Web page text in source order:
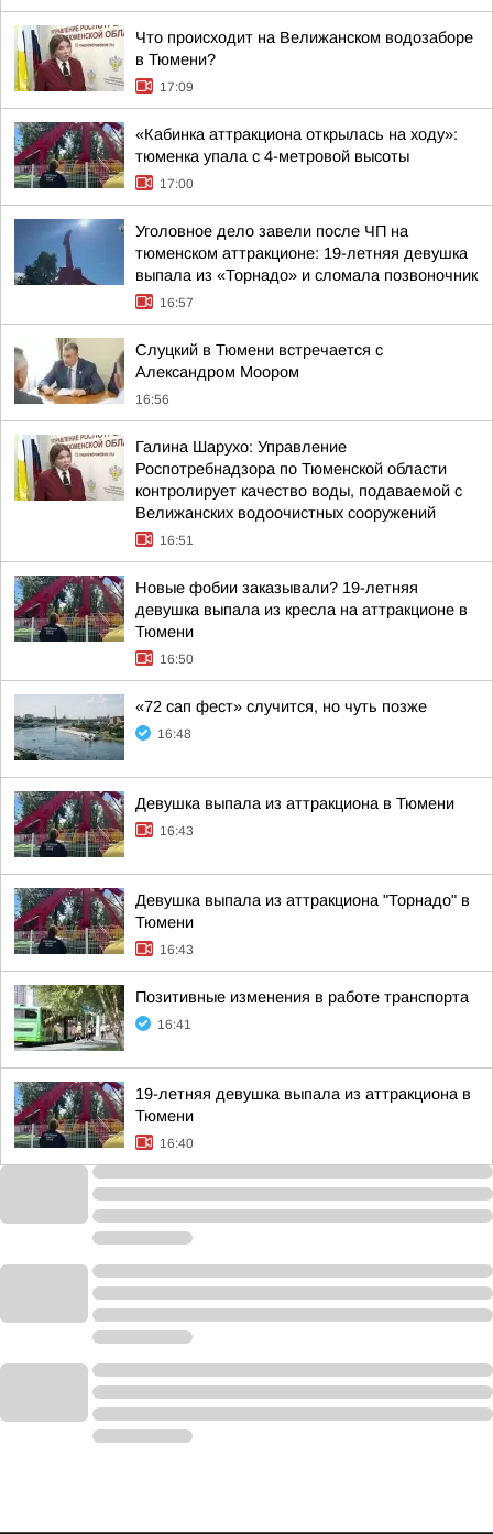
Что происходит на Велижанском водозаборе
в Тюмени?
17:09
«Кабинка аттракциона открылась на ходу»:
тюменка упала с 4-метровой высоты
17:00
Уголовное дело завели после ЧП на
тюменском аттракционе: 19-летняя девушка
выпала из «Торнадо» и сломала позвоночник
16:57
Слуцкий в Тюмени встречается с
Александром Моором
16:56
Галина Шарухо: Управление
Роспотребнадзора по Тюменской области
контролирует качество воды, подаваемой с
Велижанских водоочистных сооружений
16:51
Новые фобии заказывали? 19-летняя
девушка выпала из кресла на аттракционе в
Тюмени
16:50
«72 сап фест» случится, но чуть позже
16:48
Девушка выпала из аттракциона в Тюмени
16:43
Девушка выпала из аттракциона "Торнадо" в
Тюмени
16:43
Позитивные изменения в работе транспорта
16:41
19-летняя девушка выпала из аттракциона в
Тюмени
16:40